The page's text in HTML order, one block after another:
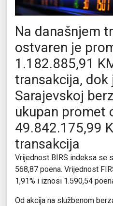
Na današnjem
ostvaren je
1.182.885,91
transakcija, dok
Sarajevskoj
ukupan promet
49.842.175,99
transakcija
Vrijednost BIRS indeksa se
568,87 poena. Vrijednost
1,91% i iznosi 1.590,54
Od akcija na službenom